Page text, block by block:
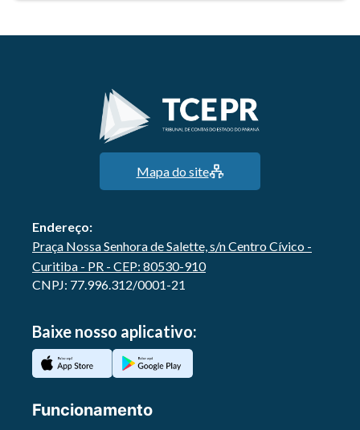
Mapa do site
Endereço:
Praça Nossa Senhora de Salette, s/n Centro Cívico -
Curitiba - PR - CEP: 80530-910
CNPJ: 77.996.312/0001-21
Baixe nosso aplicativo:
Funcionamento